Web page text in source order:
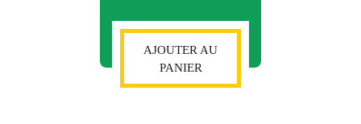
AJOUTER AU
PANIER